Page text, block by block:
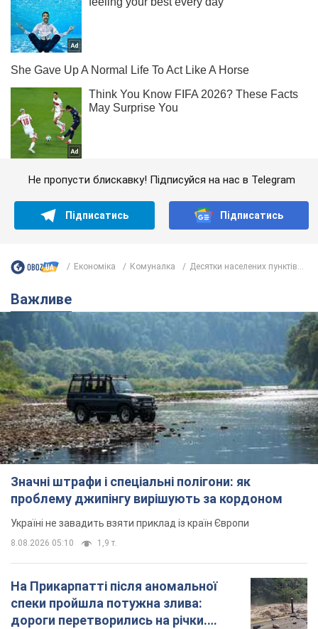
Не пропусти блискавку! Підписуйся на нас в Telegram
Підписатись Підписатись
Економіка Комуналка Десятки населених пунктів...
Важливе
Значні штрафи і спеціальні полігони: як
проблему джипінгу вирішують за кордоном
Україні не завадить взяти приклад із країн Європи
8.08.2026 05:10 1,9 т.
На Прикарпатті після аномальної
спеки пройшла потужна злива:
дороги перетворились на річки.